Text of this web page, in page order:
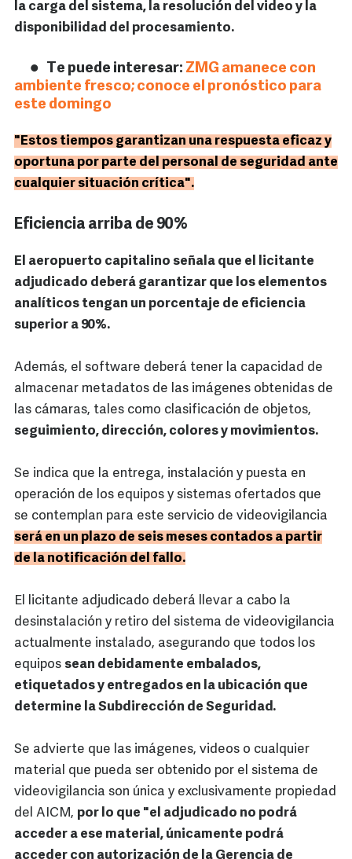
la carga del sistema, la resolución del video y la
disponibilidad del procesamiento.
Te puede interesar: ZMG amanece con
ambiente fresco; conoce el pronóstico para
este domingo
"Estos tiempos garantizan una respuesta eficaz y
oportuna por parte del personal de seguridad ante
cualquier situación crítica".
Eficiencia arriba de 90%
El aeropuerto capitalino señala que el licitante
adjudicado deberá garantizar que los elementos
analíticos tengan un porcentaje de eficiencia
superior a 90%.
Además, el software deberá tener la capacidad de
almacenar metadatos de las imágenes obtenidas de
las cámaras, tales como clasificación de objetos,
seguimiento, dirección, colores y movimientos.
Se indica que la entrega, instalación y puesta en
operación de los equipos y sistemas ofertados que
se contemplan para este servicio de videovigilancia
será en un plazo de seis meses contados a partir
de la notificación del fallo.
El licitante adjudicado deberá llevar a cabo la
desinstalación y retiro del sistema de videovigilancia
actualmente instalado, asegurando que todos los
equipos sean debidamente embalados,
etiquetados y entregados en la ubicación que
determine la Subdirección de Seguridad.
Se advierte que las imágenes, videos o cualquier
material que pueda ser obtenido por el sistema de
videovigilancia son única y exclusivamente propiedad
del AICM, por lo que "el adjudicado no podrá
acceder a ese material, únicamente podrá
acceder con autorización de la Gerencia de